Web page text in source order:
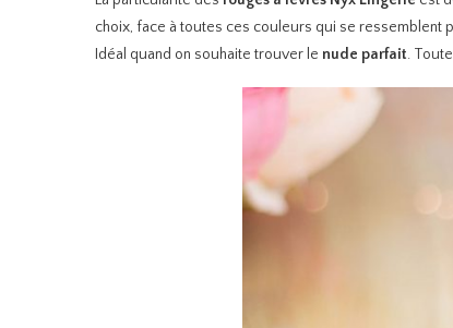
choix, face à toutes ces couleurs qui se ressemblent
Idéal quand on souhaite trouver le nude parfait.